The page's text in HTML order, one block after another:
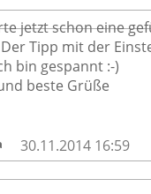
jetzt schon eine
Tipp mit der
bin gespannt :-)
beste Grüße
30.11.2014 16:59